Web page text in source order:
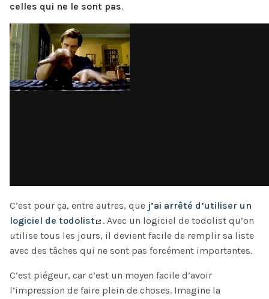
celles qui ne le sont pas.
C’est pour ça, entre autres, que j’ai arrêté d’utiliser un
logiciel de todolist
. Avec un logiciel de todolist qu’on
utilise tous les jours, il devient facile de remplir sa liste
avec des tâches qui ne sont pas forcément importantes.
C’est piégeur, car c’est un moyen facile d’avoir
l’impression de faire plein de choses. Imagine la